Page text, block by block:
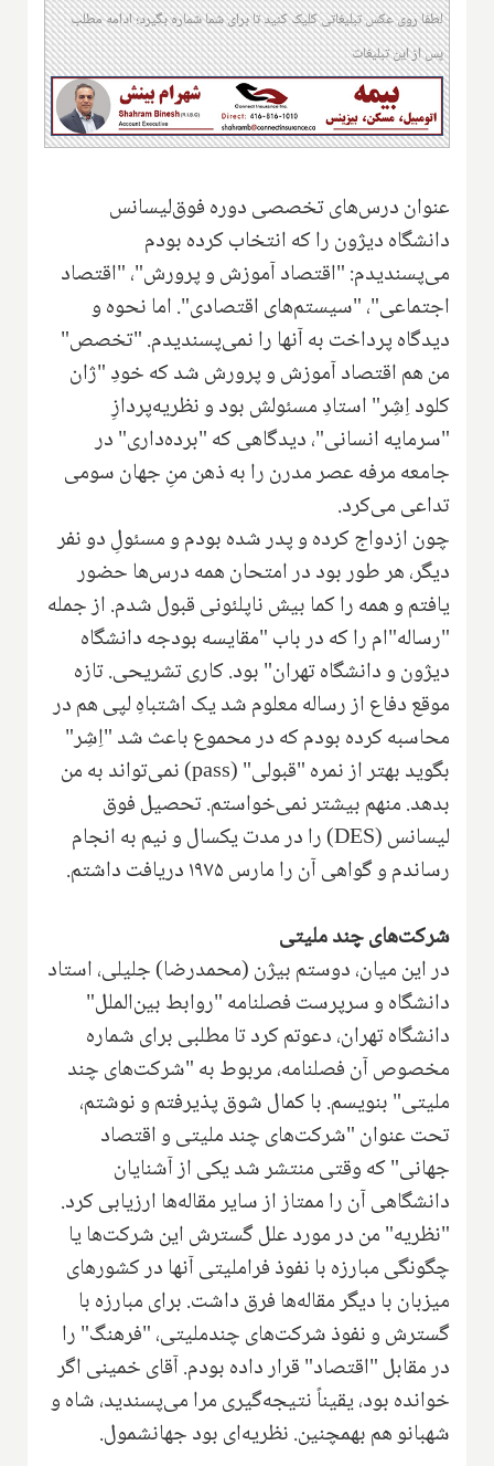
لطفا روی عکس تبلیغاتی کلیک کنید تا برای شما شماره بگیرد؛ ادامه مطلب
پس از این تبلیغات
عنوان درس‌های تخصصی دوره فوق‌لیسانس
دانشگاه دیژون را که انتخاب کرده بودم
می‌پسندیدم: "‌اقتصاد آموزش و پرورش"، "اقتصاد
اجتماعی"، "سیستم‌های اقتصادی". اما نحوه و
دیدگاه پرداخت به آنها را نمی‌پسندیدم. "تخصص"
من هم اقتصاد آموزش و پرورش شد که خودِ "ژان
کلود اِشِر" استادِ مسئولش بود و نظریه‌پردازِ
"سرمایه انسانی"، دیدگاهی که "برده‌داری" در
جامعه مرفه عصر مدرن را به ذهن منِ جهان سومی
تداعی می‌کرد.
چون ازدواج کرده و پدر شده بودم و مسئولِ دو نفر
دیگر، هر طور بود در امتحان همه درس‌ها حضور
یافتم و همه را کما بیش ناپلئونی قبول شدم. از جمله
"رساله"ام را که در باب "مقایسه بودجه دانشگاه
دیژون و دانشگاه تهران" بود. کاری تشریحی. تازه
موقع دفاع از رساله معلوم شد یک اشتباهِ لپی هم در
محاسبه کرده بودم که در محموع باعث شد "اِشِر"
بگوید بهتر از نمره "قبولی" (‌pass‌) نمی‌تواند به من
بدهد. منهم بیشتر نمی‌خواستم. تحصیل فوق
لیسانس(DES)را در مدت یکسال و نیم به انجام
رساندم و گواهی آن را مارس ۱۹۷۵ دریافت داشتم.
شرکت‌های چند ملیتی
در این میان، دوستم بیژن (محمدرضا) جلیلی، استاد
دانشگاه و سرپرست فصلنامه "روابط بین‌الملل"
دانشگاه تهران، دعوتم کرد تا مطلبی برای شماره
مخصوص آن فصلنامه، مربوط به "شرکت‌های چند
ملیتی" بنویسم. با کمال شوق پذیرفتم و نوشتم،
تحت عنوان "شرکت‌های چند ملیتی و اقتصاد
جهانی" که وقتی منتشر شد یکی از آشنایان
دانشگاهی آن را ممتاز از سایر مقاله‌ها ارزیابی کرد.
"نظریه" من در مورد علل گسترش این شرکت‌ها یا
چگونگی مبارزه با نفوذ فراملیتی آنها در کشورهای
میزبان با دیگر مقاله‌ها فرق داشت. برای مبارزه با
گسترش و نفوذ شرکت‌های چندملیتی، "فرهنگ" را
در مقابل "اقتصاد" قرار داده بودم. آقای خمینی اگر
خوانده بود، یقیناً نتیجه‌گیری مرا می‌پسندید، شاه و
شهبانو هم بهمچنین. نظریه‌ای بود جهانشمول.